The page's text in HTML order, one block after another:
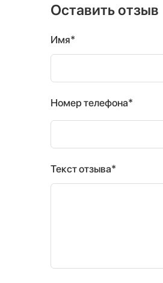
Оставить отзыв
Имя*
Номер телефона*
Текст отзыва*